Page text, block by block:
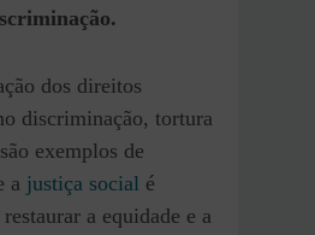
dos direitos
discriminação, tortura
exemplos de
a justiça social é
a equidade e a